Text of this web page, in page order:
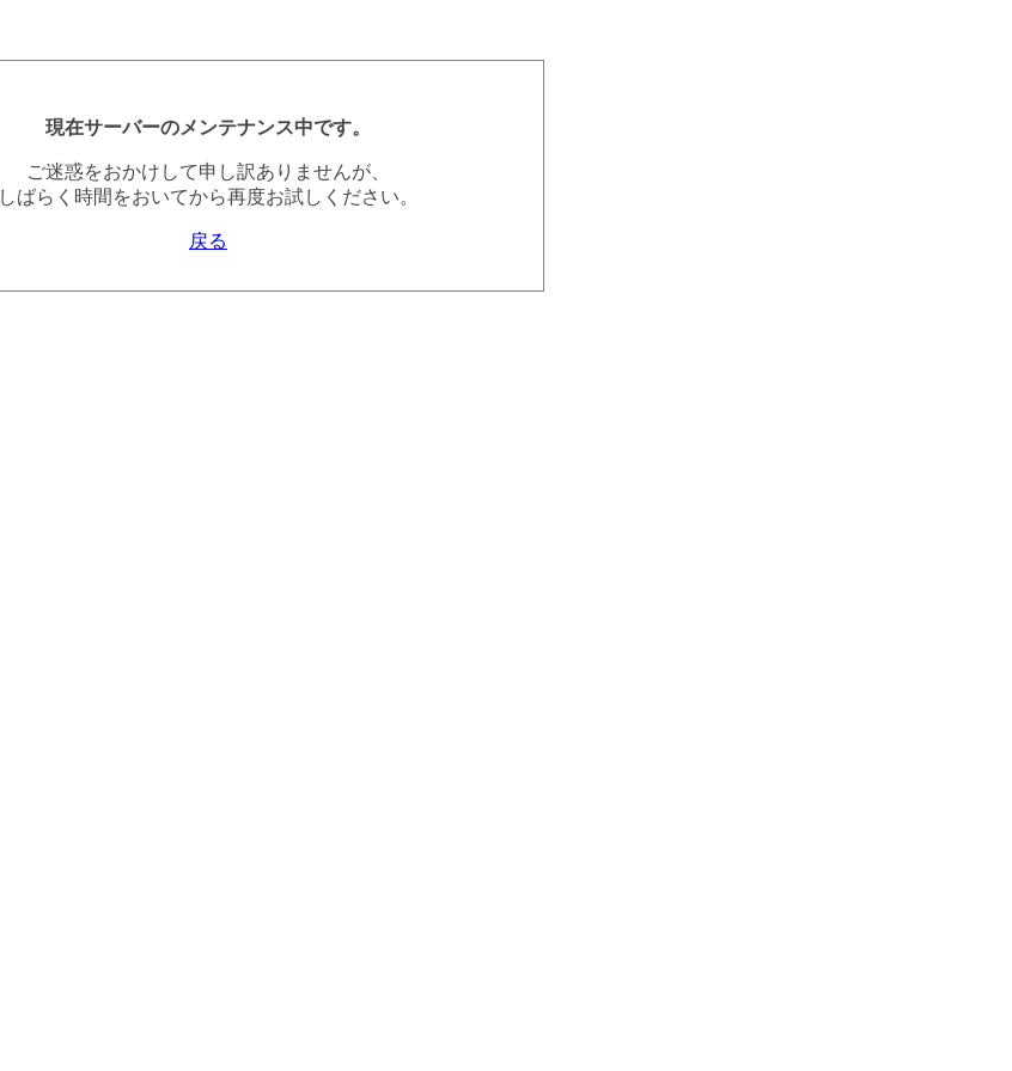
現在サーバーのメンテナンス中です。
ご迷惑をおかけして申し訳ありませんが、
しばらく時間をおいてから再度お試しください。
戻る